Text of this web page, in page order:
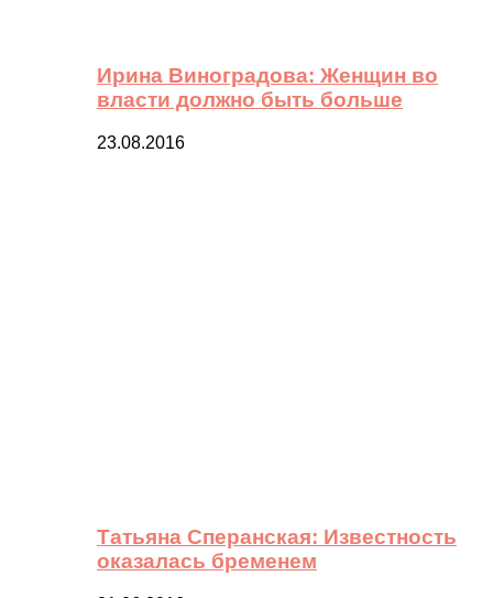
Ирина Виноградова: Женщин во
власти должно быть больше
23.08.2016
Татьяна Сперанская: Известность
оказалась бременем